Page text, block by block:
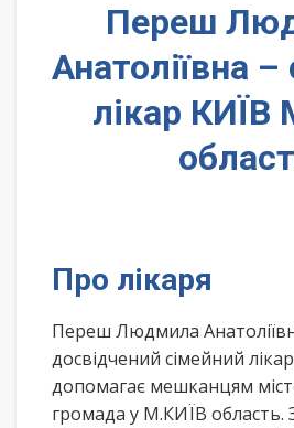
Переш
Анатоліївна
лікар КИЇВ
Про лікаря
Переш Людмила
досвідчений сімейний
допомагає мешканцям
громада у М.КИЇВ область.